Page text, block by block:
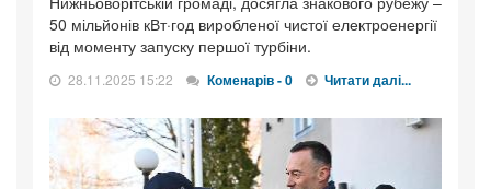
50 мільйонів кВт·год виробленої чистої електроенергії
від моменту запуску першої турбіни.
28.11.2025 15:22 Коменарів - 0 Читати далі...